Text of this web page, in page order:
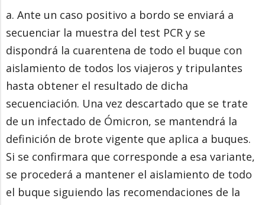
a. Ante un caso positivo a bordo se enviará a
secuenciar la muestra del test PCR y se
dispondrá la cuarentena de todo el buque con
aislamiento de todos los viajeros y tripulantes
hasta obtener el resultado de dicha
secuenciación. Una vez descartado que se trate
de un infectado de Ómicron, se mantendrá la
definición de brote vigente que aplica a buques.
Si se confirmara que corresponde a esa variante,
se procederá a mantener el aislamiento de todo
el buque siguiendo las recomendaciones de la